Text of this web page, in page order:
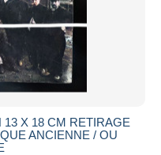
X 18 CM RETIRAGE
ANCIENNE / OU